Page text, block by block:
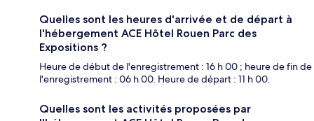
Quelles sont les heures d'arrivée et de départ à
l'hébergement ACE Hôtel Rouen Parc des
Expositions ?
Heure de début de l'enregistrement : 16 h 00 ; heure de fin de
l'enregistrement : 06 h 00. Heure de départ : 11 h 00.
Quelles sont les activités proposées par